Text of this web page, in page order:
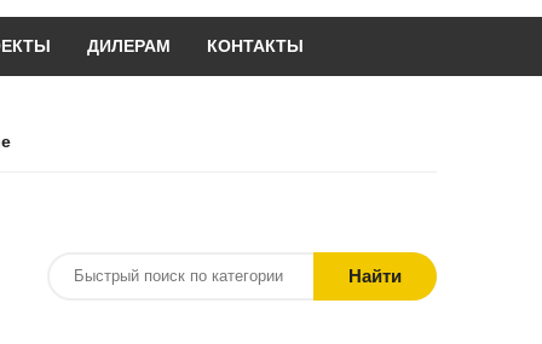
ДИЛЕРАМ КОНТАКТЫ
Найти